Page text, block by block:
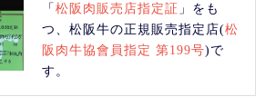
「松阪肉販売店指定証 」をも
つ、松阪牛の正規販売指定店(松
阪肉牛協會員指定 第199号)で
す。